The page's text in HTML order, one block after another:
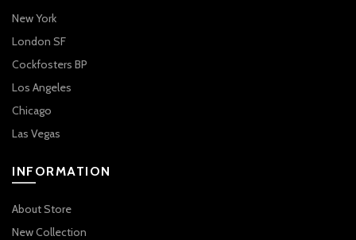
New York
London SF
Cockfosters BP
Los Angeles
Chicago
Las Vegas
INFORMATION
About Store
New Collection